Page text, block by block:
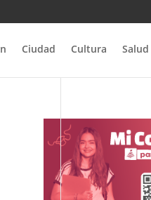
Ciudad Cultura Salud